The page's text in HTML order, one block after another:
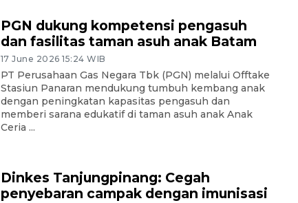
PGN dukung kompetensi pengasuh
dan fasilitas taman asuh anak Batam
17 June 2026 15:24 WIB
PT Perusahaan Gas Negara Tbk (PGN) melalui Offtake
Stasiun Panaran mendukung tumbuh kembang anak
dengan peningkatan kapasitas pengasuh dan
memberi sarana edukatif di taman asuh anak Anak
Ceria ...
Dinkes Tanjungpinang: Cegah
penyebaran campak dengan imunisasi